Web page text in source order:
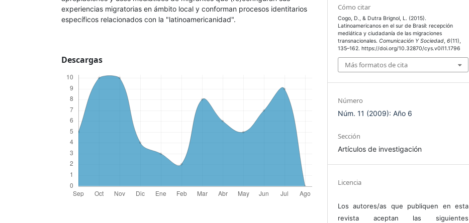
experiencias migratorias en ámbito local y conforman procesos identitarios
específicos relacionados con la "latinoamericanidad".
Descargas
Cómo citar
Cogo, D., & Dutra Brignol, L. (2015).
Latinoamericanos en el sur de Brasil: recepción
mediática y ciudadanía de las migraciones
transnacionales.Comunicación Y Sociedad,6(11),
135–162. https://doi.org/10.32870/cys.v0i11.1796
Más formatos de cita
Número
Núm. 11 (2009): Año 6
Sección
Artículos de investigación
Licencia
Los autores/as que publiquen en esta
revista aceptan las siguientes